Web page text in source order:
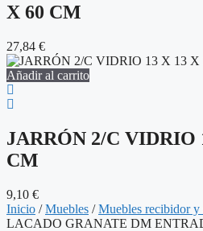
X 60 CM
27,84 €
Añadir al carrito
JARRÓN 2/C VIDRIO
CM
9,10 €
Inicio /Muebles /Muebles recibidor y
LACADO GRANATE DM